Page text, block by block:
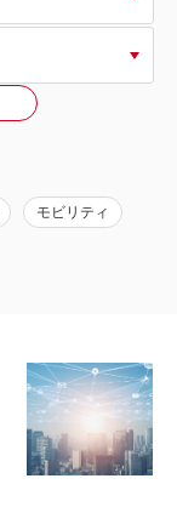
モビリティ